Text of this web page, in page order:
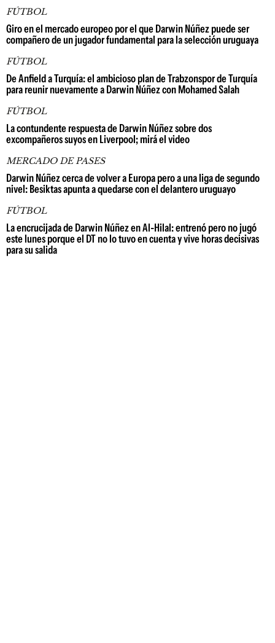
FÚTBOL
Giro en el mercado europeo por el que Darwin Núñez puede ser
compañero de un jugador fundamental para la selección uruguaya
FÚTBOL
De Anfield a Turquía: el ambicioso plan de Trabzonspor de Turquía
para reunir nuevamente a Darwin Núñez con Mohamed Salah
FÚTBOL
La contundente respuesta de Darwin Núñez sobre dos
excompañeros suyos en Liverpool; mirá el video
MERCADO DE PASES
Darwin Núñez cerca de volver a Europa pero a una liga de segundo
nivel: Besiktas apunta a quedarse con el delantero uruguayo
FÚTBOL
La encrucijada de Darwin Núñez en Al-Hilal: entrenó pero no jugó
este lunes porque el DT no lo tuvo en cuenta y vive horas decisivas
para su salida